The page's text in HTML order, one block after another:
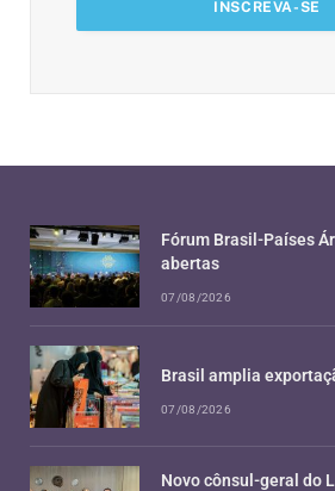
Fórum Brasil-Países
abertas
07/08/2026
Brasil amplia
07/08/2026
Novo cônsul-geral do